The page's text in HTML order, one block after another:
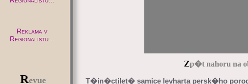
Reklama v
Regionalistu...
Revue
Zp�t nahoru na
T�in�ctilet� samice levharta persk�ho